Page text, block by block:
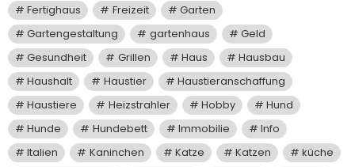
Fertighaus
Freizeit
Garten
Gartengestaltung
gartenhaus
Geld
Gesundheit
Grillen Haus
Hausbau
Haushalt
Haustier
Haustieranschaffung
Haustiere
Heizstrahler Hobby
Hund
Hunde
Hundebett Immobilie
Info
Italien
Kaninchen Katze Katzen
küche